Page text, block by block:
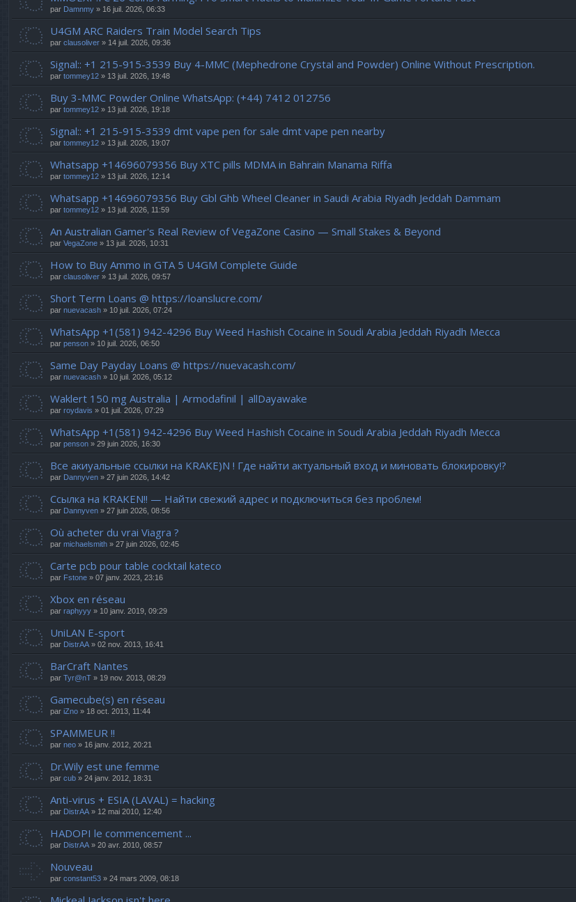
par Damnmy » 16 juil. 2026, 06:33
U4GM ARC Raiders Train Model Search Tips
par clausoliver » 14 juil. 2026, 09:36
Signal:: +1 215-915-3539 Buy 4-MMC (Mephedrone Crystal and Powder) Online Without Prescription.
par tommey12 » 13 juil. 2026, 19:48
Buy 3-MMC Powder Online WhatsApp: (+44) 7412 012756
par tommey12 » 13 juil. 2026, 19:18
Signal:: +1 215-915-3539 dmt vape pen for sale dmt vape pen nearby
par tommey12 » 13 juil. 2026, 19:07
Whatsapp +14696079356 Buy XTC pills MDMA in Bahrain Manama Riffa
par tommey12 » 13 juil. 2026, 12:14
Whatsapp +14696079356 Buy Gbl Ghb Wheel Cleaner in Saudi Arabia Riyadh Jeddah Dammam
par tommey12 » 13 juil. 2026, 11:59
An Australian Gamer's Real Review of VegaZone Casino — Small Stakes & Beyond
par VegaZone » 13 juil. 2026, 10:31
How to Buy Ammo in GTA 5 U4GM Complete Guide
par clausoliver » 13 juil. 2026, 09:57
Short Term Loans @ https://loanslucre.com/
par nuevacash » 10 juil. 2026, 07:24
WhatsApp +1(581) 942-4296 Buy Weed Hashish Cocaine in Soudi Arabia Jeddah Riyadh Mecca
par penson » 10 juil. 2026, 06:50
Same Day Payday Loans @ https://nuevacash.com/
par nuevacash » 10 juil. 2026, 05:12
Waklert 150 mg Australia | Armodafinil | allDayawake
par roydavis » 01 juil. 2026, 07:29
WhatsApp +1(581) 942-4296 Buy Weed Hashish Cocaine in Soudi Arabia Jeddah Riyadh Mecca
par penson » 29 juin 2026, 16:30
Все акиуальные ссылки на KRAKE)N ! Где найти актуальный вход и миновать блокировку!?
par Dannyven » 27 juin 2026, 14:42
Ссылка на KRAKEN!! — Найти свежий адрес и подключиться без проблем!
par Dannyven » 27 juin 2026, 08:56
Où acheter du vrai Viagra ?
par michaelsmith » 27 juin 2026, 02:45
Carte pcb pour table cocktail kateco
par Fstone » 07 janv. 2023, 23:16
Xbox en réseau
par raphyyy » 10 janv. 2019, 09:29
UniLAN E-sport
par DistrAA » 02 nov. 2013, 16:41
BarCraft Nantes
par Tyr@nT » 19 nov. 2013, 08:29
Gamecube(s) en réseau
par iZno » 18 oct. 2013, 11:44
SPAMMEUR !!
par neo » 16 janv. 2012, 20:21
Dr.Wily est une femme
par cub » 24 janv. 2012, 18:31
Anti-virus + ESIA (LAVAL) = hacking
par DistrAA » 12 mai 2010, 12:40
HADOPI le commencement ...
par DistrAA » 20 avr. 2010, 08:57
Nouveau
par constant53 » 24 mars 2009, 08:18